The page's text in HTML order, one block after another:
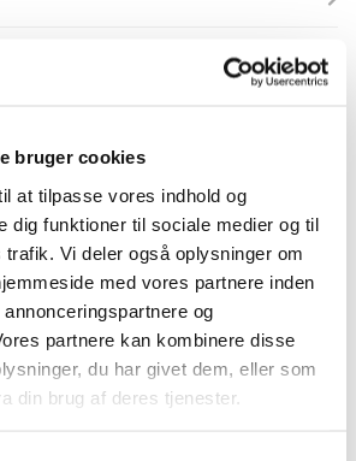
bruger cookies
at tilpasse vores indhold og
dig funktioner til sociale medier og til
Vi deler også oplysninger om
med vores partnere inden
og
partnere kan kombinere disse
du har givet dem, eller som
din brug af deres tjenester.
+
SCHWALBE
Schwalbe Racing Ray +
Racing Ralph Super